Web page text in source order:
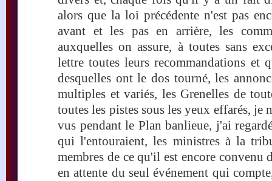
alors que la loi précédente n'est pas
avant et les pas en arrière, les
auxquelles on assure, à toutes sans
lettre toutes leurs recommandations et
desquelles ont le dos tourné, les
multiples et variés, les Grenelles de
toutes les pistes sous les yeux effarés, je
vus pendant le Plan banlieue, j'ai
qui l'entouraient, les ministres à la
membres de ce qu'il est encore convenu
en attente du seul événement qui